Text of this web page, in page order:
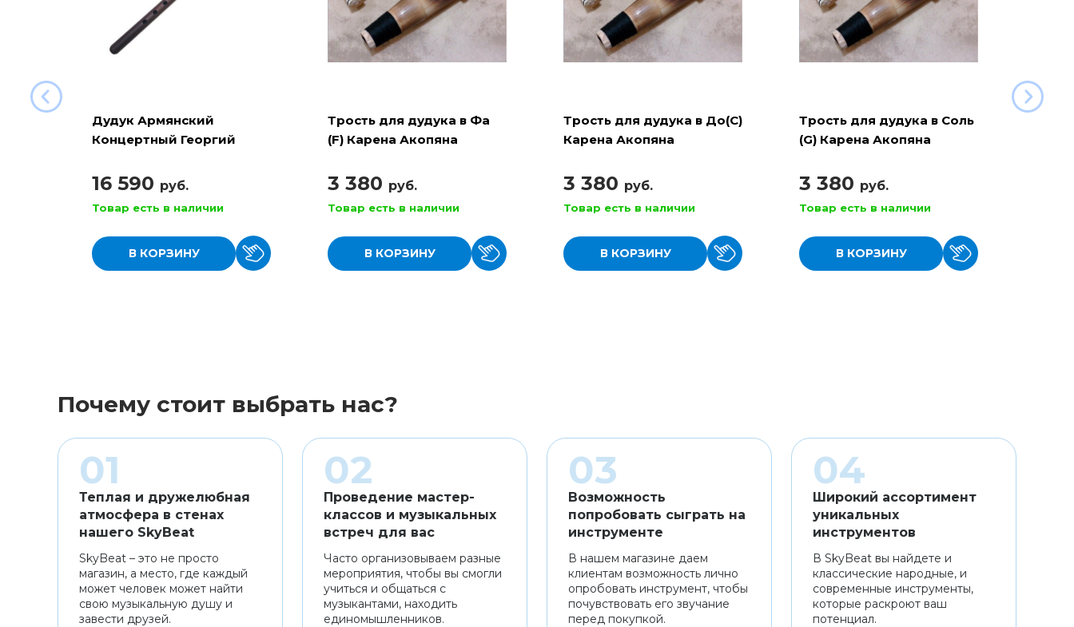
Дудук Армянский
Концертный Георгий
Ля )
16 590 руб.
Товар есть в наличии
В КОРЗИНУ
Трость для дудука в Фа
(F) Карена Акопяна
3 380 руб.
Товар есть в наличии
В КОРЗИНУ
Трость для дудука в До(С)
Карена Акопяна
3 380 руб.
Товар есть в наличии
В КОРЗИНУ
Трость для дудука в Соль
(G) Карена Акопяна
3 380 руб.
Товар есть в наличии
В КОРЗИНУ
Почему стоит выбрать нас?
Теплая и дружелюбная
атмосфера в стенах
нашего SkyBeat
SkyBeat – это не просто
магазин, а место, где каждый
может человек может найти
свою музыкальную душу и
завести друзей.
Проведение мастер-
классов и музыкальных
встреч для вас
Часто организовываем разные
мероприятия, чтобы вы смогли
учиться и общаться с
музыкантами, находить
единомышленников.
Возможность
попробовать сыграть на
инструменте
В нашем магазине даем
клиентам возможность лично
опробовать инструмент, чтобы
почувствовать его звучание
перед покупкой.
Широкий ассортимент
уникальных
инструментов
В SkyBeat вы найдете и
классические народные, и
современные инструменты,
которые раскроют ваш
потенциал.